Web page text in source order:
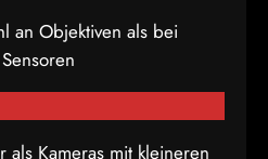
an Objektiven als bei
als Kameras mit kleineren